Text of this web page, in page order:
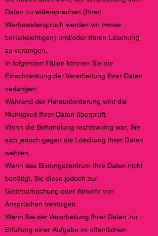
Daten zu widersprechen (Ihren
Werbewiderspruch werden wir immer
berücksichtigen) und/oder deren Löschung
zu verlangen.
In folgenden Fällen können Sie die
Einschränkung der Verarbeitung Ihrer Daten
verlangen:
Während der Herausforderung wird die
Richtigkeit Ihrer Daten überprüft.
Wenn die Behandlung rechtswidrig war, Sie
sich jedoch gegen die Löschung Ihrer Daten
wehren.
Wenn das Bildungszentrum Ihre Daten nicht
benötigt, Sie diese jedoch zur
Geltendmachung oder Abwehr von
Ansprüchen benötigen.
Wenn Sie der Verarbeitung Ihrer Daten zur
Erfüllung einer Aufgabe im öffentlichen